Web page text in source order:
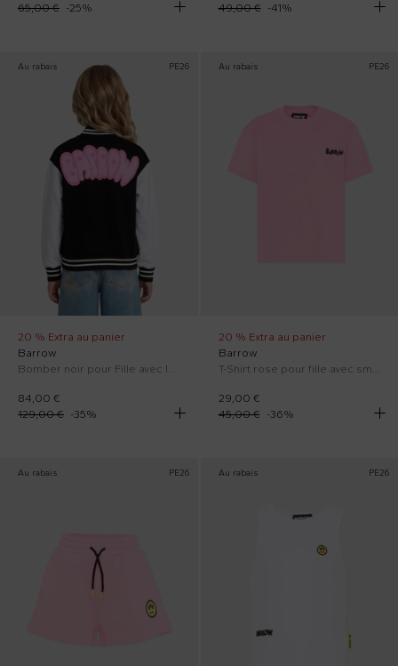
65,00 € -25%
49,00 €
-41%
Au rabais PE26
20 % Extra au panier
Barrow
84,00 €
129,00 € -35%
Au rabais PE26
20 % Extra au panier
Barrow
29,00 €
45,00 €
-36%
Au rabais PE26 Au rabais PE26